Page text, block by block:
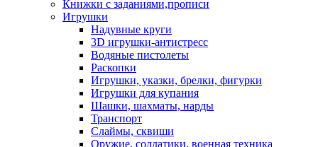
Книжки с заданиями,прописи
Игрушки
Надувные круги
3D игрушки-антистресс
Водяные пистолеты
Раскопки
Игрушки, указки, брелки, фигурки
Игрушки для купания
Шашки, шахматы, нарды
Транспорт
Слаймы, сквиши
Оружие, солдатики, военная техника